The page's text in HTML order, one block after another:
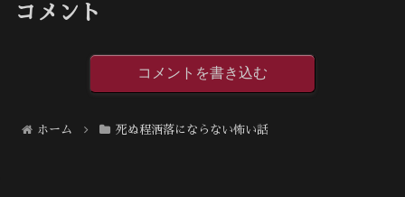
コメント
コメントを書き込む
ホーム 死ぬ程洒落にならない怖い話